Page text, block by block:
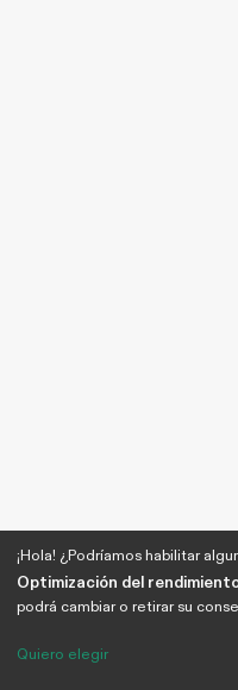
¡Hola! ¿Podríamos habilitar
Optimización del
podrá cambiar o retirar su
Quiero elegir